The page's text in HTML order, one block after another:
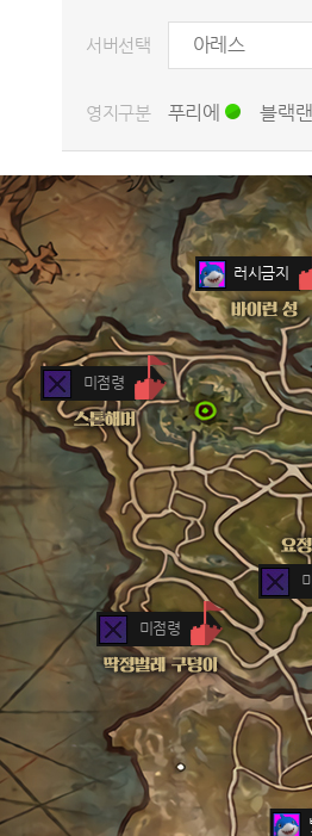
서버선택 아레스
영지구분 푸리에 블랙
러시금지
미점령
미점령